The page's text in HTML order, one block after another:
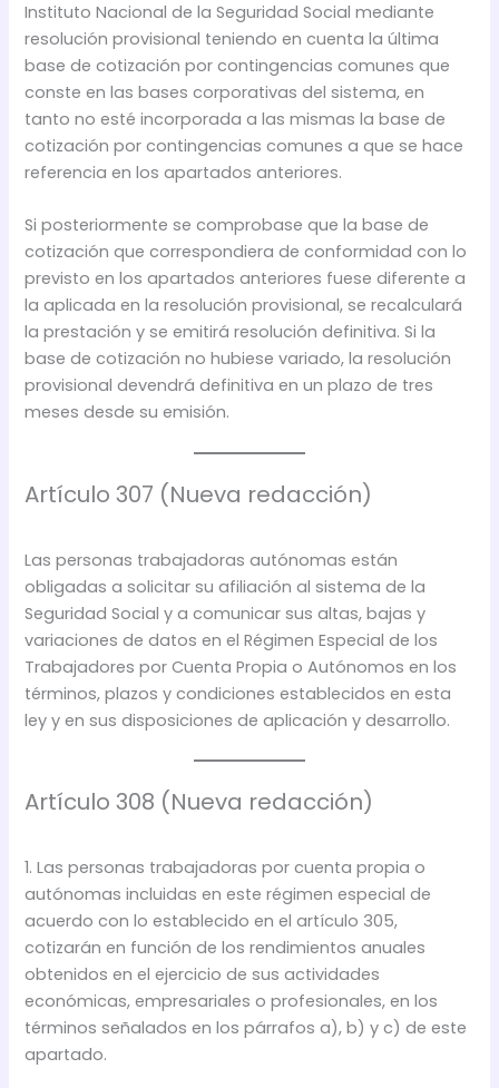
Instituto Nacional de la Seguridad Social mediante
resolución provisional teniendo en cuenta la última
base de cotización por contingencias comunes que
conste en las bases corporativas del sistema, en
tanto no esté incorporada a las mismas la base de
cotización por contingencias comunes a que se hace
referencia en los apartados anteriores.
Si posteriormente se comprobase que la base de
cotización que correspondiera de conformidad con lo
previsto en los apartados anteriores fuese diferente a
la aplicada en la resolución provisional, se recalculará
la prestación y se emitirá resolución definitiva. Si la
base de cotización no hubiese variado, la resolución
provisional devendrá definitiva en un plazo de tres
meses desde su emisión.
Artículo 307 (Nueva redacción)
Las personas trabajadoras autónomas están
obligadas a solicitar su afiliación al sistema de la
Seguridad Social y a comunicar sus altas, bajas y
variaciones de datos en el Régimen Especial de los
Trabajadores por Cuenta Propia o Autónomos en los
términos, plazos y condiciones establecidos en esta
ley y en sus disposiciones de aplicación y desarrollo.
Artículo 308 (Nueva redacción)
1. Las personas trabajadoras por cuenta propia o
autónomas incluidas en este régimen especial de
acuerdo con lo establecido en el artículo 305,
cotizarán en función de los rendimientos anuales
obtenidos en el ejercicio de sus actividades
económicas, empresariales o profesionales, en los
términos señalados en los párrafos a), b) y c) de este
apartado.